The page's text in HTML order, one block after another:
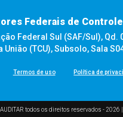
Federais de
Federal Sul (SAF/Sul), Qd.
União (TCU), Subsolo, Sala
Termos de uso Política de
AUDITAR todos os direitos reservados - 2026 |